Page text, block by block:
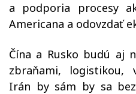
a podporia procesy
Americana a odovzdať
Čína a Rusko budú aj
zbraňami, logistikou,
Irán by sám by sa